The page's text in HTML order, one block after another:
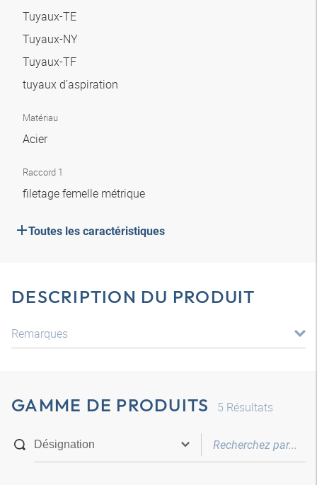
Tuyaux-TE
Tuyaux-NY
Tuyaux-TF
tuyaux d’aspiration
Matériau
Acier
Raccord 1
filetage femelle métrique
Toutes les caractéristiques
DESCRIPTION DU PRODUIT
Remarques
GAMME DE PRODUITS 5 Résultats